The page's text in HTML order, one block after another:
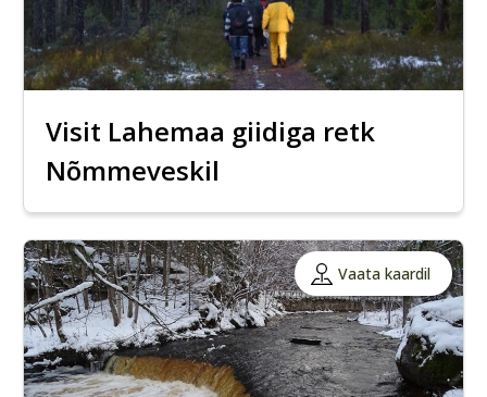
Visit Lahemaa giidiga retk
Nõmmeveskil
Vaata kaardil